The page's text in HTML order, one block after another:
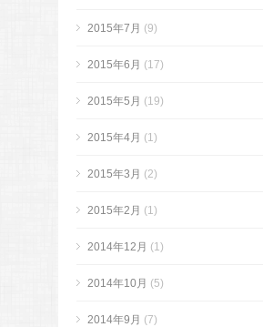
2015年7月 (9)
2015年6月 (17)
2015年5月 (19)
2015年4月 (1)
2015年3月 (2)
2015年2月 (1)
2014年12月 (1)
2014年10月 (5)
2014年9月 (7)